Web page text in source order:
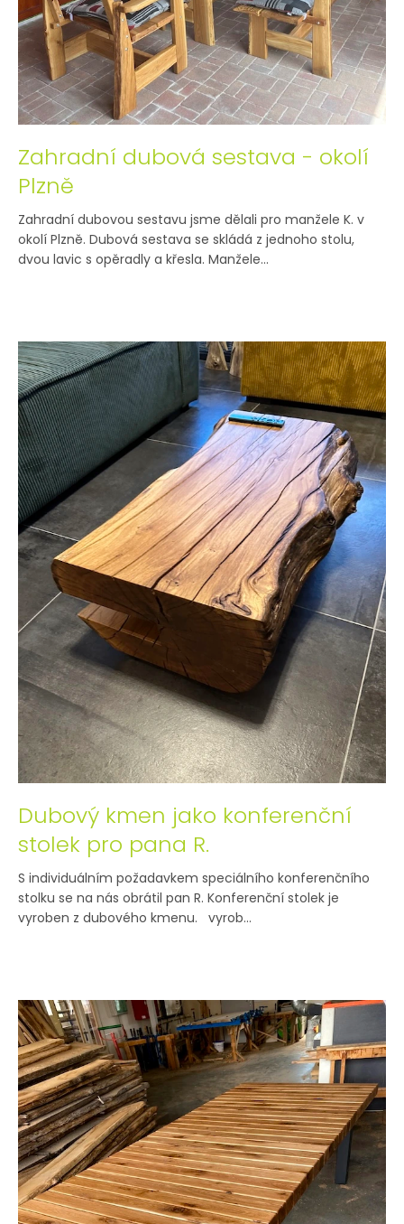
Zahradní dubová sestava - okolí
Plzně
Zahradní dubovou sestavu jsme dělali pro manžele K. v
okolí Plzně. Dubová sestava se skládá z jednoho stolu,
dvou lavic s opěradly a křesla. Manžele...
Dubový kmen jako konferenční
stolek pro pana R.
S individuálním požadavkem speciálního konferenčního
stolku se na nás obrátil pan R. Konferenční stolek je
vyroben z dubového kmenu. vyrob...